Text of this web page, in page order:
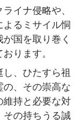
イナ侵略や、
るミサイル恫
国を取り巻く
ります。
、ひたすら祖
の、その崇高な
維持と必要な対
その持ちうる誠